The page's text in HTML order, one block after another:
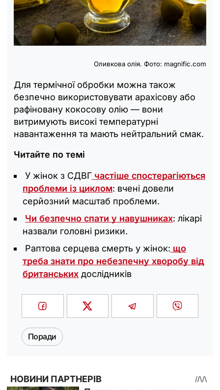
Оливкова олія. Фото: magnific.com
Для термічної обробки можна також
безпечно використовувати арахісову або
рафіновану кокосову олію — вони
витримують високі температурні
навантаження та мають нейтральний смак.
Читайте по темі
У жінок з СДВГ частіше спостерагіються
проблеми із циклом: вчені довели
серйозний масштаб проблеми.
Чи безпечно спати у навушниках: лікарі
назвали головні ризики.
Раптова серцева смерть у жінок: що
треба знати про небезпечну хворобу від
британських дослідників
Поради